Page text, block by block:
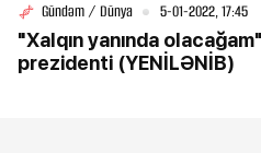
Gündəm / Dünya 5-01-2022, 17:45
"Xalqın yanında
prezidenti (YENİLƏNİB)